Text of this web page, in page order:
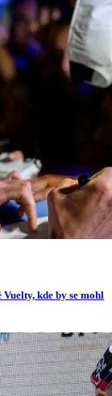
kde by se mohl